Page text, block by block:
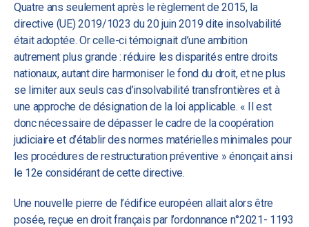
Quatre ans seulement après le règlement de 2015, la
directive (UE) 2019/1023 du 20 juin 2019 dite insolvabilité
était adoptée. Or celle-ci témoignait d’une ambition
autrement plus grande : réduire les disparités entre droits
nationaux, autant dire harmoniser le fond du droit, et ne plus
se limiter aux seuls cas d’insolvabilité transfrontières et à
une approche de désignation de la loi applicable. « Il est
donc nécessaire de dépasser le cadre de la coopération
judiciaire et d’établir des normes matérielles minimales pour
les procédures de restructuration préventive » énonçait ainsi
le 12e considérant de cette directive.
Une nouvelle pierre de l’édifice européen allait alors être
posée, reçue en droit français par l’ordonnance n°2021- 1193